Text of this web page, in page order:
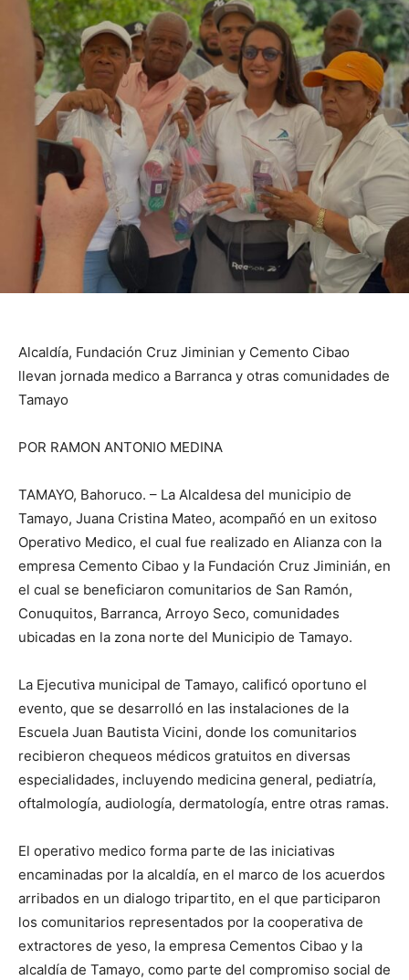
Alcaldía, Fundación Cruz Jiminian y Cemento Cibao
llevan jornada medico a Barranca y otras comunidades de
Tamayo
POR RAMON ANTONIO MEDINA
TAMAYO, Bahoruco. – La Alcaldesa del municipio de
Tamayo, Juana Cristina Mateo, acompañó en un exitoso
Operativo Medico, el cual fue realizado en Alianza con la
empresa Cemento Cibao y la Fundación Cruz Jiminián, en
el cual se beneficiaron comunitarios de San Ramón,
Conuquitos, Barranca, Arroyo Seco, comunidades
ubicadas en la zona norte del Municipio de Tamayo.
La Ejecutiva municipal de Tamayo, calificó oportuno el
evento, que se desarrolló en las instalaciones de la
Escuela Juan Bautista Vicini, donde los comunitarios
recibieron chequeos médicos gratuitos en diversas
especialidades, incluyendo medicina general, pediatría,
oftalmología, audiología, dermatología, entre otras ramas.
El operativo medico forma parte de las iniciativas
encaminadas por la alcaldía, en el marco de los acuerdos
arribados en un dialogo tripartito, en el que participaron
los comunitarios representados por la cooperativa de
extractores de yeso, la empresa Cementos Cibao y la
alcaldía de Tamayo, como parte del compromiso social de